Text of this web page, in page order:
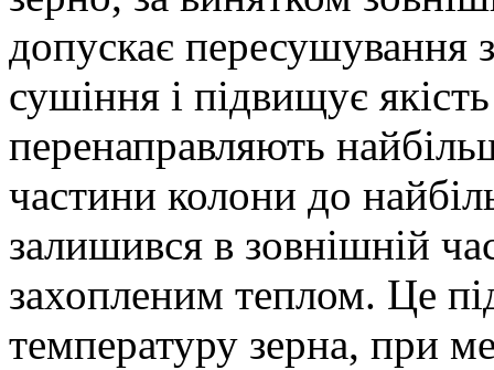
допускає пересушування
сушіння і підвищує
перенаправляють
частини колони до
залишився в зовнішній
захопленим теплом. Це
температуру зерна, при